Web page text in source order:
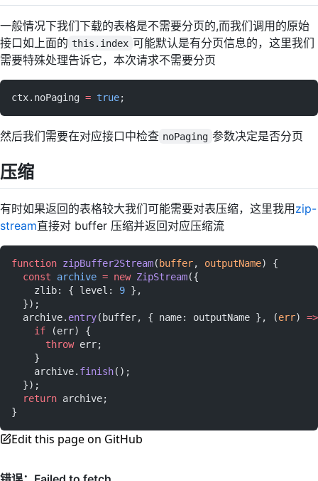
一般情况下我们下载的表格是不需要分页的,而我们调用的原始
接口如上面的 this.index 可能默认是有分页信息的，这里我们
需要特殊处理告诉它，本次请求不需要分页
ctx.noPaging = true;
然后我们需要在对应接口中检查 noPaging 参数决定是否分页
压缩
有时如果返回的表格较大我们可能需要对表压缩，这里我用zip-
stream直接对 buffer 压缩并返回对应压缩流
function zipBuffer2Stream( buffer, outputName) {
  const
archive = new ZipStream({
    zlib: { level:
9 },
  });
  archive.
entry(buffer, { name: outputName }, (err) =>
    if
(err) {
      throw
err;
    }
    archive.
finish();
  });
  return
archive;
}
Edit this page on GitHub